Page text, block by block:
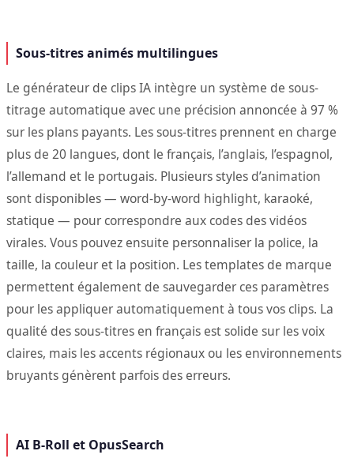
Sous-titres animés multilingues
Le générateur de clips IA intègre un système de sous-
titrage automatique avec une précision annoncée à 97 %
sur les plans payants. Les sous-titres prennent en charge
plus de 20 langues, dont le français, l’anglais, l’espagnol,
l’allemand et le portugais. Plusieurs styles d’animation
sont disponibles — word-by-word highlight, karaoké,
statique — pour correspondre aux codes des vidéos
virales. Vous pouvez ensuite personnaliser la police, la
taille, la couleur et la position. Les templates de marque
permettent également de sauvegarder ces paramètres
pour les appliquer automatiquement à tous vos clips. La
qualité des sous-titres en français est solide sur les voix
claires, mais les accents régionaux ou les environnements
bruyants génèrent parfois des erreurs.
AI B-Roll et OpusSearch